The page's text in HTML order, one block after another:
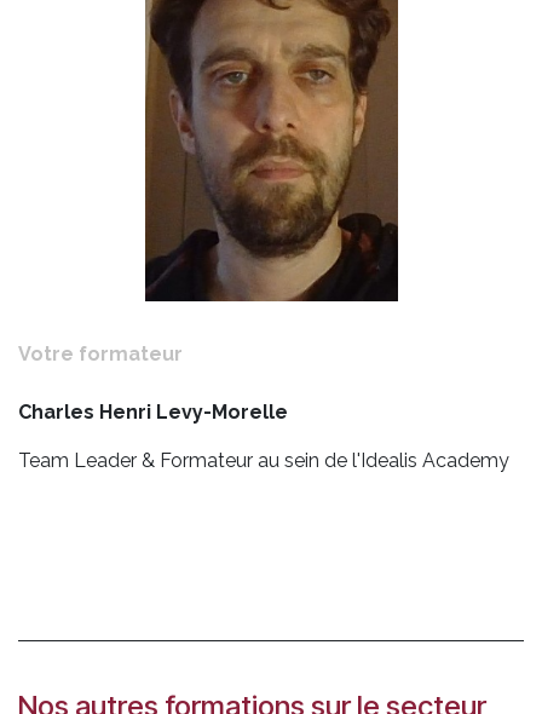
Votre formateur
Charles Henri Levy-Morelle
Team Leader & Formateur au sein de l'Idealis Academy
Nos autres formations sur le secteur